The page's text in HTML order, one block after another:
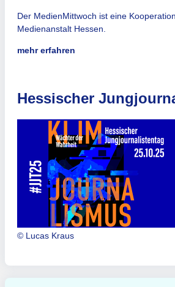
Der MedienMittwoch ist eine
Medienanstalt Hessen.
mehr erfahren
Hessischer
© Lucas Kraus